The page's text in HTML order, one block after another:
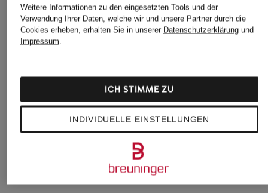
adidas Italien Trikots WM
2026
adidas Mexiko Trikots
WM 2026
adidas Originals
adidas Spanien Trikots
WM 2026
adidas Tennisschuhe
adidas WM Trikots 2026
Beige adidas Originals
CAMPUS
Beige adidas Originals
GAZELLE
Weitere Informationen zu den eingesetzten Tools und der
Verwendung Ihrer Daten, welche wir und unsere Partner durch die
Cookies erheben, erhalten Sie in unserer Datenschutzerklärungund
Impressum.
INDIVIDUELLE EINSTELLUNGEN
ICH STIMME ZU